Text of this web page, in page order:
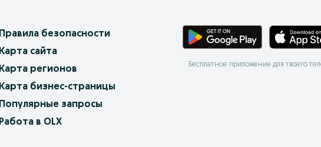
Правила безопасности
Карта сайта
Карта регионов
Карта бизнес-страницы
Популярные запросы
Работа в OLX
Бесплатное приложение для твоего